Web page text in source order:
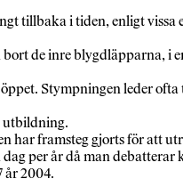
tillbaka i tiden, enligt
de inre blygdläpparna,
Stympningen leder
utbildning.
har framsteg gjorts för att
per år då man
år 2004.